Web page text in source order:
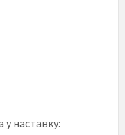
наставку: